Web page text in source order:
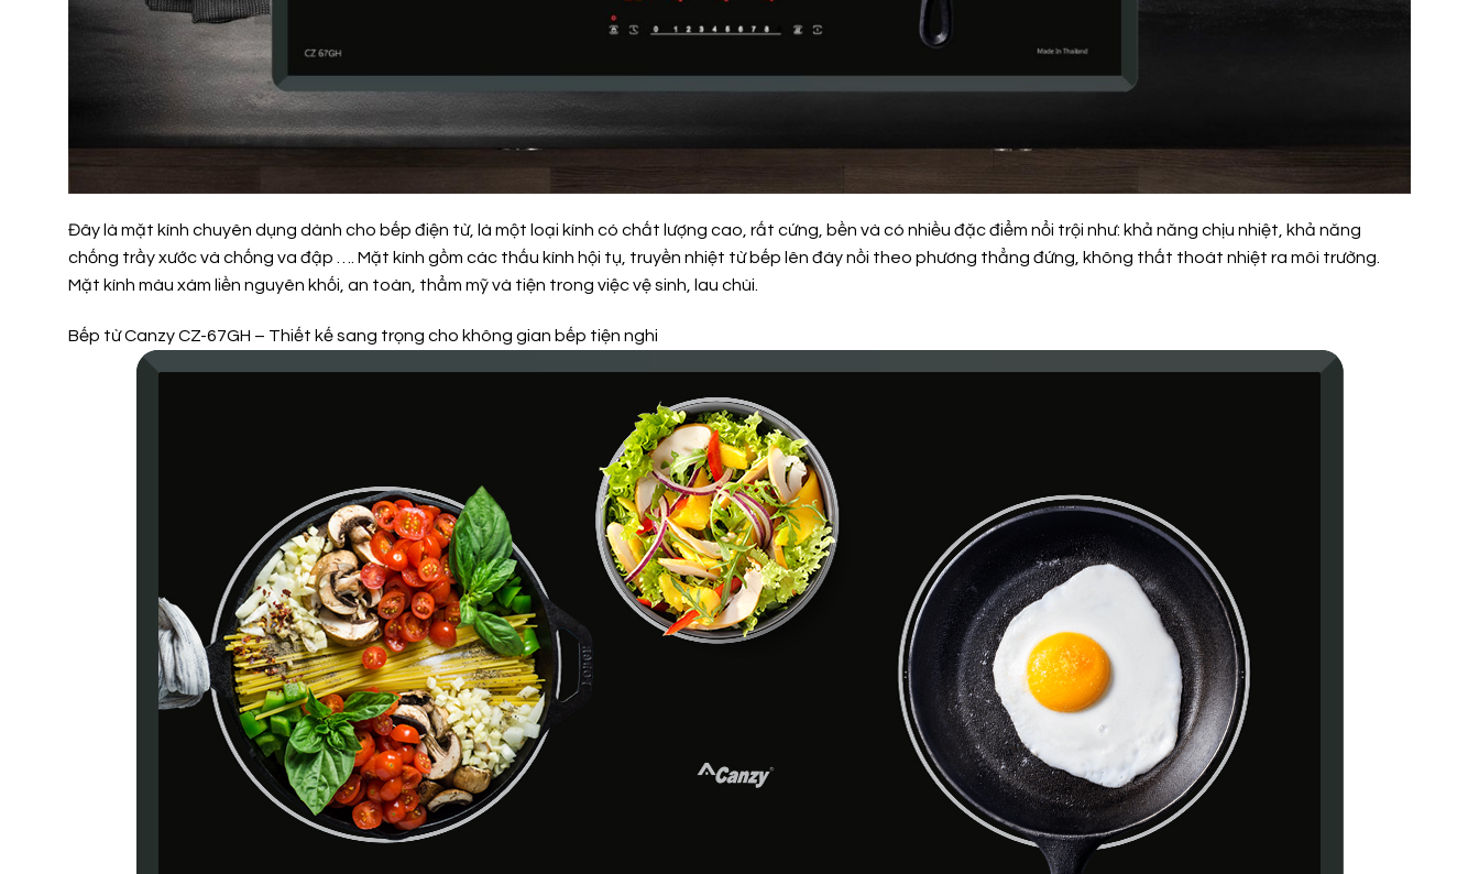
Đây là mặt kính chuyên dụng dành cho bếp điện từ, là một loại kính có chất lượng cao, rất cứng, bền và có nhiều đặc điểm nổi trội như: khả năng chịu nhiệt, khả năng
chống trầy xước và chống va đập …. Mặt kính gồm các thấu kính hội tụ, truyền nhiệt từ bếp lên đáy nồi theo phương thẳng đứng, không thất thoát nhiệt ra môi trường.
Mặt kính màu xám liền nguyên khối, an toàn, thẩm mỹ và tiện trong việc vệ sinh, lau chùi.
Bếp từ Canzy CZ-67GH – Thiết kế sang trọng cho không gian bếp tiện nghi